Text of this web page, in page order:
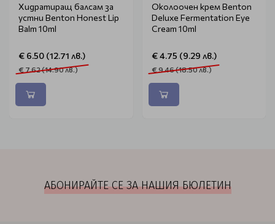
Хидратиращ балсам за
устни Benton Honest Lip
Balm 10ml
€ 6.50 (12.71 лв.)
€ 7.62 (14.90 лв.)
Околоочен крем Benton
Deluxe Fermentation Eye
Cream 10ml
€ 4.75 (9.29 лв.)
€ 9.46 (18.50 лв.)
АБОНИРАЙТЕ СЕ ЗА НАШИЯ БЮЛЕТИН